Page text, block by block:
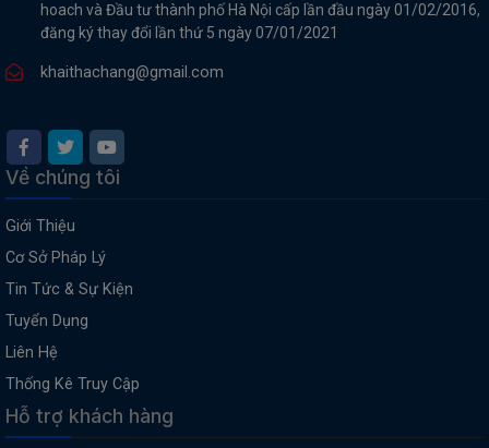
hoach và Đầu tư thành phố Hà Nội cấp lần đầu ngày 01/02/2016,
đăng ký thay đổi lần thứ 5 ngày 07/01/2021
khaithachang@gmail.com
Về chúng tôi
Giới Thiệu
Cơ Sở Pháp Lý
Tin Tức & Sự Kiện
Tuyển Dụng
Liên Hệ
Thống Kê Truy Cập
Hỗ trợ khách hàng